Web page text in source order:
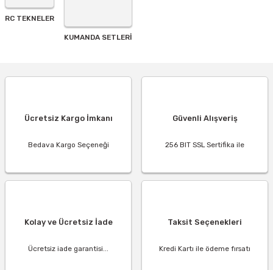
RC TEKNELER
KUMANDA SETLERİ
Ücretsiz Kargo İmkanı
Bedava Kargo Seçeneği
Güvenli Alışveriş
256 BIT SSL Sertifika ile
Kolay ve Ücretsiz İade
Ücretsiz iade garantisi...
Taksit Seçenekleri
Kredi Kartı ile ödeme fırsatı